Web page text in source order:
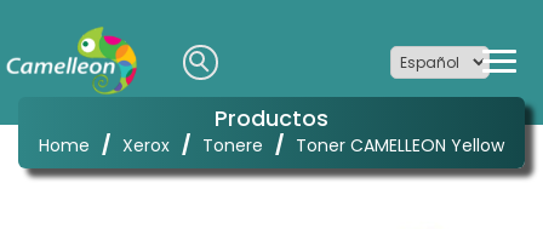
Productos
Home / Xerox / Tonere / Toner CAMELLEON Yellow